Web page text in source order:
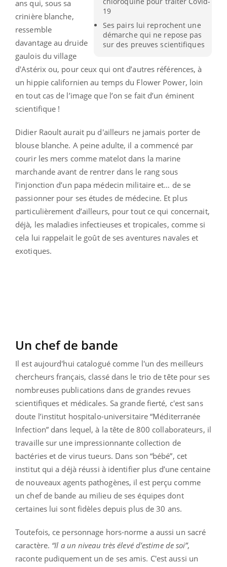
19
Ses pairs lui reprochent une
démarche qui ne repose pas
sur des preuves scientifiques
ans qui, sous sa
crinière blanche,
ressemble
davantage au druide
gaulois du village
d'Astérix ou, pour ceux qui ont d’autres références, à
un hippie californien au temps du Flower Power, loin
en tout cas de l’image que l’on se fait d’un éminent
scientifique !
Didier Raoult aurait pu d'ailleurs ne jamais porter de
blouse blanche. A peine adulte, il a commencé par
courir les mers comme matelot dans la marine
marchande avant de rentrer dans le rang sous
l’injonction d’un papa médecin militaire et… de se
passionner pour ses études de médecine. Et plus
particulièrement d’ailleurs, pour tout ce qui concernait,
déjà, les maladies infectieuses et tropicales, comme si
cela lui rappelait le goût de ses aventures navales et
exotiques.
Un chef de bande
Il est aujourd'hui catalogué comme l'un des meilleurs
chercheurs français, classé dans le trio de tête pour ses
nombreuses publications dans de grandes revues
scientifiques et médicales. Sa grande fierté, c'est sans
doute l’institut hospitalo-universitaire “Méditerranée
Infection” dans lequel, à la tête de 800 collaborateurs, il
travaille sur une impressionnante collection de
bactéries et de virus tueurs. Dans son “bébé”, cet
institut qui a déjà réussi à identifier plus d’une centaine
de nouveaux agents pathogènes, il est perçu comme
un chef de bande au milieu de ses équipes dont
certaines lui sont fidèles depuis plus de 30 ans.
Toutefois, ce personnage hors-norme a aussi un sacré
caractère. “Il a un niveau très élevé d’estime de soi”,
raconte pudiquement un de ses amis. C'est aussi un